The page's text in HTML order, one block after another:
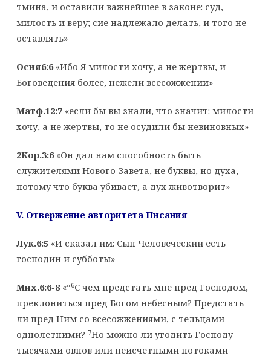
тмина, и оставили важнейшее в законе: суд,
милость и веру; сие надлежало делать, и того не
оставлять»
Осия6:6«Ибо Я милости хочу, а не жертвы, и
Боговедения более, нежели всесожжений»
Матф.12:7«если бы вы знали, что значит: милости
хочу, а не жертвы, то не осудили бы невиновных»
2Кор.3:6«Он дал нам способность быть
служителями Нового Завета, не буквы, но духа,
потому что буква убивает, а дух животворит»
V. Отвержение авторитета Писания
Лук.6:5«И сказал им: Сын Человеческий есть
господин и субботы»
Мих.6:6-8«“6С чем предстать мне пред Господом,
преклониться пред Богом небесным? Предстать
ли пред Ним со всесожжениями, с тельцами
однолетними? 7Но можно ли угодить Господу
тысячами овнов или неисчетными потоками